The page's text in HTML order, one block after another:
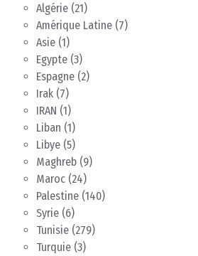
Algérie (21)
Amérique Latine (7)
Asie (1)
Egypte (3)
Espagne (2)
Irak (7)
IRAN (1)
Liban (1)
Libye (5)
Maghreb (9)
Maroc (24)
Palestine (140)
Syrie (6)
Tunisie (279)
Turquie (3)